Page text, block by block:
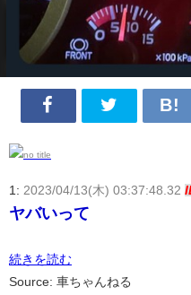
1: 2023/04/13(木) 03:37:48.32
ヤバいって
続きを読む
Source: 車ちゃんねる